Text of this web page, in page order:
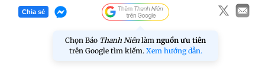
Chia sẻ
Chọn Báo Thanh Niên làm nguồn ưu tiên
trên Google tìm kiếm. Xem hướng dẫn.